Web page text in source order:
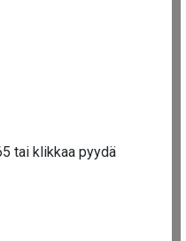
tai klikkaa pyydä